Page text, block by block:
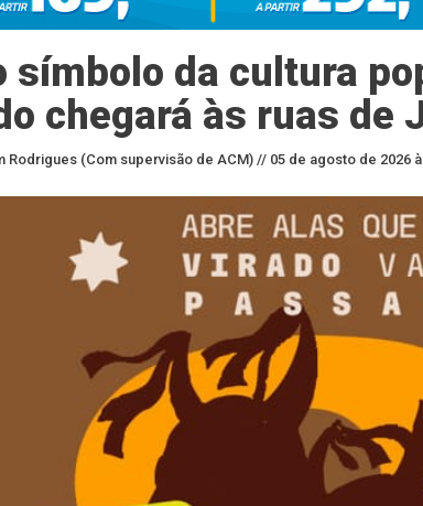
símbolo da cultura
chegará às ruas de
Rodrigues (Com supervisão de ACM) // 05 de agosto de 2026